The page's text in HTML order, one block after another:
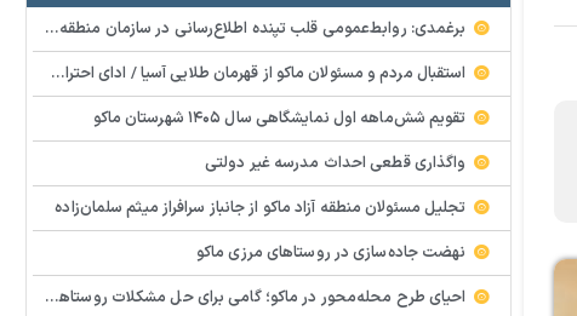
برغمدی: روابط‌عمومی قلب تپنده اطلاع‌رسانی در سازمان منطقه آزاد ماکو است
استقبال مردم و مسئولان ماکو از قهرمان طلایی آسیا / ادای احترام ابوالفضل پیشه‌ور به شهدای گمنام
تقویم شش‌ماهه اول نمایشگاهی سال ۱۴۰۵ شهرستان ماکو
واگذاری قطعی احداث مدرسه غیر دولتی
تجلیل مسئولان منطقه آزاد ماکو از جانباز سرافراز میثم سلمان‌زاده
نهضت جاده‌سازی در روستاهای مرزی ماکو
احیای طرح محله‌محور در ماکو؛ گامی برای حل مشکلات روستاها و مناطق کم‌برخوردار